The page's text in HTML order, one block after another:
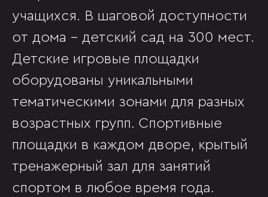
учащихся. В шаговой доступности
от дома – детский сад на 300 мест.
Детские игровые площадки
оборудованы уникальными
тематическими зонами для разных
возрастных групп. Спортивные
площадки в каждом дворе, крытый
тренажерный зал для занятий
спортом в любое время года.